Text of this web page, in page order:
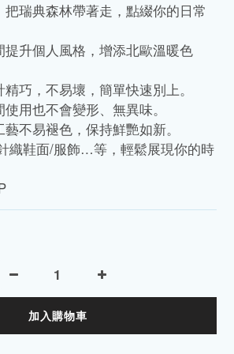
把瑞典森林帶著走，點綴你的日常
提升個人風格，增添北歐溫暖色
精巧，不易壞，簡單快速別上。
用也不會變形、無異味。
藝不易褪色，保持鮮艷如新。
織鞋面/服飾…等，輕鬆展現你的時
加入購物車